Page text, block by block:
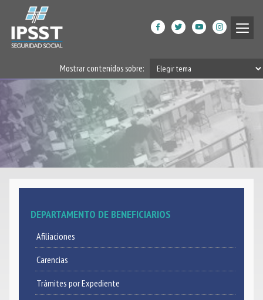
Institucional
Prestaciones de Salud
Acción Social
Beneficiarios
DPGRM Centro de Calidad
Mostrar contenidos sobre:
DEPARTAMENTO DE BENEFICIARIOS
Afiliaciones
Carencias
Trámites por Expediente